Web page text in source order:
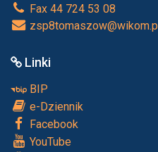
Fax 44 724 53 08
zsp8tomaszow@wikom.pl
Linki
BIP
e-Dziennik
Facebook
YouTube